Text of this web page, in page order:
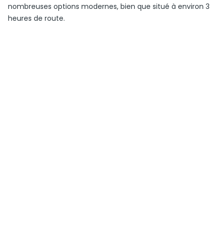
nombreuses options modernes, bien que situé à environ 3
heures de route.